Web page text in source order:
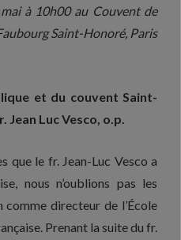
à 10h00 au Couvent de
Saint-Honoré, Paris
et du couvent Saint-
Jean Luc Vesco, o.p.
que le fr. Jean-Luc Vesco a
nous n’oublions pas les
comme directeur de l’École
Prenant la suite du fr.